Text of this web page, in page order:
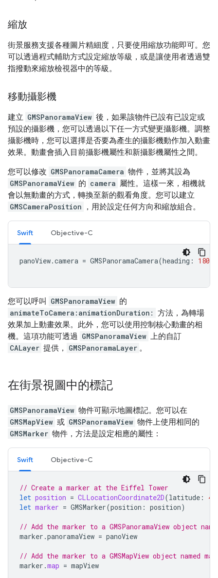
縮放
街景服務支援各種圖片精細度，只要使用縮放功能即可。您
可以透過程式輔助方式設定縮放等級，或是讓使用者透過雙
指撥動來縮放檢視器中的等級。
移動攝影機
建立 GMSPanoramaView 後，如果該物件已設有已設定或
預設的攝影機，您可以透過以下任一方式變更攝影機。調整
攝影機時，您可以選擇是否要為產生的攝影機動作加入動畫
效果。動畫會插入目前攝影機屬性和新攝影機屬性之間。
您可以修改 GMSPanoramaCamera 物件，並將其設為
GMSPanoramaView 的 camera 屬性。這樣一來，相機就
會以無動畫的方式，轉換至新的觀看角度。您可以建立
GMSCameraPosition
，用於設定任何方向和縮放組合。
Swift Objective-C
panoView.camera = GMSPanoramaCamera(heading : 180
您可以呼叫 GMSPanoramaView 的
animateToCamera:animationDuration: 方法，為轉場
效果加上動畫效果。此外，您可以使用控制核心動畫的相
機。這項功能可透過 GMSPanoramaView 上的自訂
CALayer 提供， GMSPanoramaLayer 。
在街景視圖中的標記
GMSPanoramaView 物件可顯示地圖標記。您可以在
GMSMapView 或 GMSPanoramaView 物件上使用相同的
GMSMarker 物件，方法是設定相應的屬性：
Swift Objective-C
// Create a marker at the Eiffel Tower
let position = CLLocationCoordinate2D(latitude :
let marker = GMSMarker(position : position)
// Add the marker to a GMSPanoramaView object
marker .panoramaView = panoView
// Add the marker to a GMSMapView object named
marker .map = mapView